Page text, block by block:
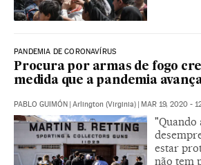
PANDEMIA DE CORONAVÍRUS
Procura por armas de fogo
medida que a pandemia
PABLO GUIMÓN | Arlington (Virginia) | MAR 19, 2020 -
"Quando
estar
não tem